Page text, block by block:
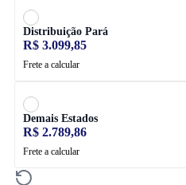
Distribuição Pará
R$ 3.099,85
Frete a calcular
Demais Estados
R$ 2.789,86
Frete a calcular